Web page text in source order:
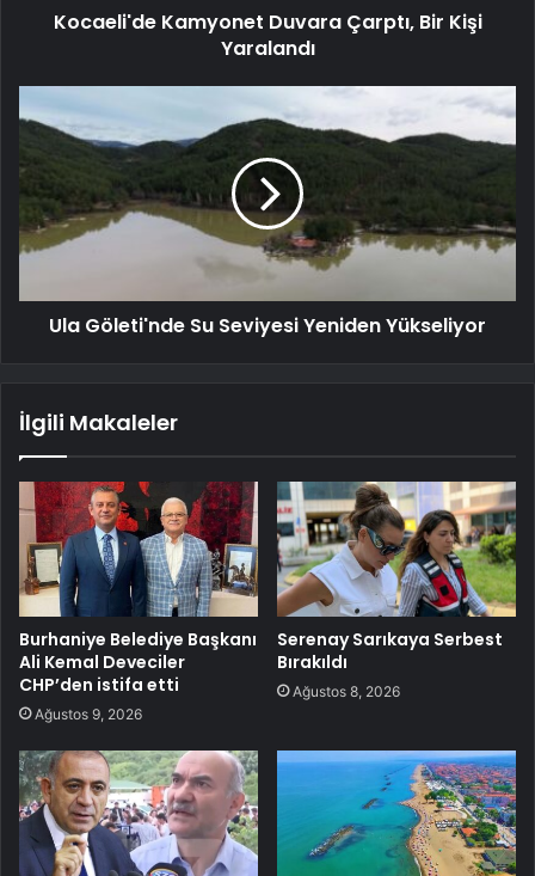
Kocaeli'de Kamyonet Duvara Çarptı, Bir Kişi
Yaralandı
Ula Göleti'nde Su Seviyesi Yeniden Yükseliyor
İlgili Makaleler
Burhaniye Belediye Başkanı
Ali Kemal Deveciler
CHP’den istifa etti
Ağustos 9, 2026
Serenay Sarıkaya Serbest
Bırakıldı
Ağustos 8, 2026